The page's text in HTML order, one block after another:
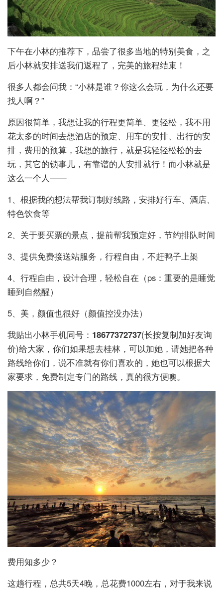
下午在小林的推荐下，品尝了很多当地的特别美食，之
后小林就安排送我们返程了，完美的旅程结束！
很多人都会问我：“小林是谁？你这么会玩，为什么还要
找人啊？”
原因很简单，我想让我的行程更简单、更轻松，我不用
花太多的时间去想酒店的预定、用车的安排、出行的安
排，费用的预算，我想的旅行，就是我轻轻松松的去
玩，其它的锁事儿，有靠谱的人安排就行！而小林就是
这么一个人——
1、根据我的想法帮我订制好线路，安排好行车、酒店、
特色饮食等
2、关于要买票的景点，提前帮我预定好，节约排队时间
3、提供免费接送站服务，行程自由，不赶鸭子上架
4、行程自由，设计合理，轻松自在（ps：重要的是睡觉
睡到自然醒）
5、美，颜值也很好（颜值控没办法）
我贴出小林手机同号： 18677372737(长按复制加好友询
价)给大家，你们如果想去桂林，可以加她，请她把各种
路线给你们，说不准就有你们喜欢的，她也可以根据大
家要求，免费制定专门的路线，真的很方便噢。
费用知多少？
这趟行程，总共5天4晚，总花费1000左右，对于我来说